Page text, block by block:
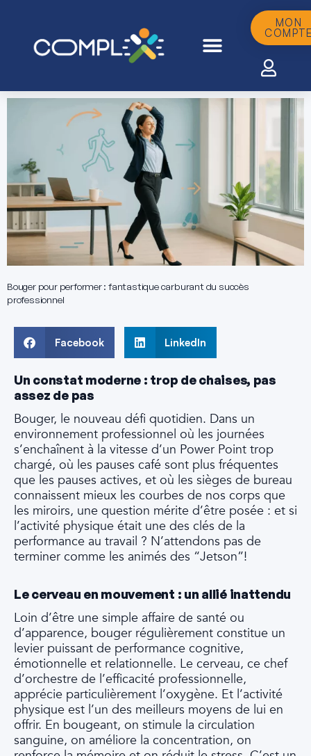
MON
Bouger pour performer : fantastique carburant du succès
professionnel
Facebook LinkedIn
Un constat moderne : trop de chaises, pas
assez de pas
Bouger, le nouveau défi quotidien. Dans un
environnement professionnel où les journées
s’enchaînent à la vitesse d’un Power Point trop
chargé, où les pauses café sont plus fréquentes
que les pauses actives, et où les sièges de bureau
connaissent mieux les courbes de nos corps que
les miroirs, une question mérite d’être posée : et si
l’activité physique était une des clés de la
performance au travail ? N’attendons pas de
terminer comme les animés des “Jetson”!
Le cerveau en mouvement : un allié inattendu
Loin d’être une simple affaire de santé ou
d’apparence, bouger régulièrement constitue un
levier puissant de performance cognitive,
émotionnelle et relationnelle. Le cerveau, ce chef
d’orchestre de l’efficacité professionnelle,
apprécie particulièrement l’oxygène. Et l’activité
physique est l’un des meilleurs moyens de lui en
offrir. En bougeant, on stimule la circulation
sanguine, on améliore la concentration, on